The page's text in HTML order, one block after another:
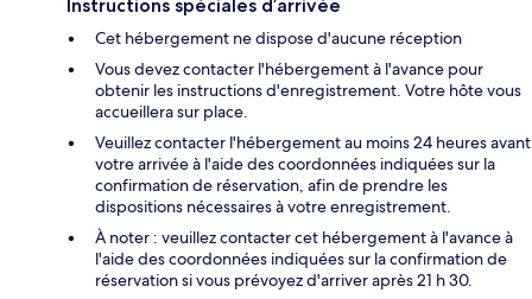
Instructions spéciales d’arrivée
Cet hébergement ne dispose d'aucune réception
Vous devez contacter l'hébergement à l'avance pour
obtenir les instructions d'enregistrement. Votre hôte vous
accueillera sur place.
Veuillez contacter l'hébergement au moins 24 heures avant
votre arrivée à l'aide des coordonnées indiquées sur la
confirmation de réservation, afin de prendre les
dispositions nécessaires à votre enregistrement.
À noter : veuillez contacter cet hébergement à l'avance à
l'aide des coordonnées indiquées sur la confirmation de
réservation si vous prévoyez d'arriver après 21 h 30.